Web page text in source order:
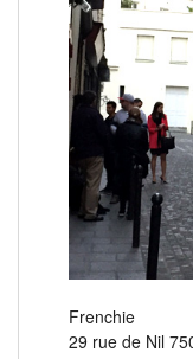
Frenchie
29 rue de Nil